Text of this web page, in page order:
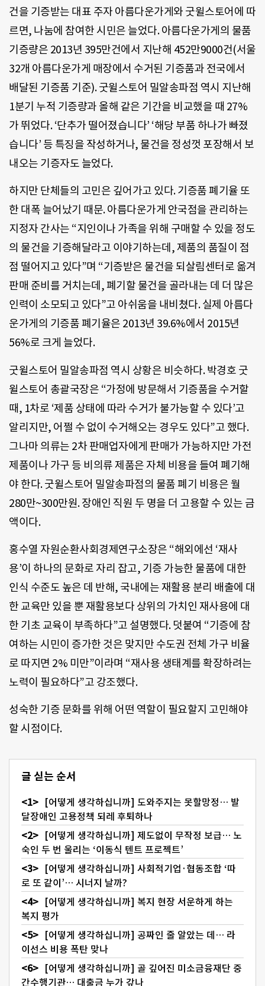
건을 기증받는 대표 주자 아름다운가게와 굿윌스토어에 따
르면, 나눔에 참여한 시민은 늘었다. 아름다운가게의 물품
기증량은 2013년 395만건에서 지난해 452만9000건(서울
32개 아름다운가게 매장에서 수거된 기증품과 전국에서
배달된 기증품 기준). 굿윌스토어 밀알송파점 역시 지난해
1분기 누적 기증량과 올해 같은 기간을 비교했을 때 27%
가 뛰었다. ‘단추가 떨어졌습니다’ ‘해당 부품 하나가 빠졌
습니다’ 등 특징을 작성하거나, 물건을 정성껏 포장해서 보
내오는 기증자도 늘었다.
하지만 단체들의 고민은 깊어가고 있다. 기증품 폐기율 또
한 대폭 늘어났기 때문. 아름다운가게 안국점을 관리하는
지정자 간사는 “지인이나 가족을 위해 구매할 수 있을 정도
의 물건을 기증해달라고 이야기하는데, 제품의 품질이 점
점 떨어지고 있다”며 “기증받은 물건을 되살림센터로 옮겨
판매 준비를 거치는데, 폐기할 물건을 골라내는 데 더 많은
인력이 소모되고 있다”고 아쉬움을 내비쳤다. 실제 아름다
운가게의 기증품 폐기율은 2013년 39.6%에서 2015년
56%로 크게 늘었다.
굿윌스토어 밀알송파점 역시 상황은 비슷하다. 박경호 굿
윌스토어 총괄국장은 “가정에 방문해서 기증품을 수거할
때, 1차로 ‘제품 상태에 따라 수거가 불가능할 수 있다’고
알리지만, 어쩔 수 없이 수거해오는 경우도 있다”고 했다.
그나마 의류는 2차 판매업자에게 판매가 가능하지만 가전
제품이나 가구 등 비의류 제품은 자체 비용을 들여 폐기해
야 한다. 굿윌스토어 밀알송파점의 물품 폐기 비용은 월
280만~300만원. 장애인 직원 두 명을 더 고용할 수 있는 금
액이다.
홍수열 자원순환사회경제연구소장은 “해외에선 ‘재사
용’이 하나의 문화로 자리 잡고, 기증 가능한 물품에 대한
인식 수준도 높은 데 반해, 국내에는 재활용 분리 배출에 대
한 교육만 있을 뿐 재활용보다 상위의 가치인 재사용에 대
한 기초 교육이 부족하다”고 설명했다. 덧붙여 “기증에 참
여하는 시민이 증가한 것은 맞지만 수도권 전체 가구 비율
로 따지면 2% 미만”이라며 “재사용 생태계를 확장하려는
노력이 필요하다”고 강조했다.
성숙한 기증 문화를 위해 어떤 역할이 필요할지 고민해야
할 시점이다.
글 싣는 순서
[어떻게 생각하십니까] 도와주지는 못할망정… 발
달장애인 고용정책 되레 후퇴하나
[어떻게 생각하십니까] 제도없이 무작정 보급… 노
숙인 두 번 울리는 ‘이동식 텐트 프로젝트’
[어떻게 생각하십니까] 사회적기업·협동조합 ‘따
로 또 같이’… 시너지 날까?
[어떻게 생각하십니까] 복지 현장 서운하게 하는
복지 평가
[어떻게 생각하십니까] 공짜인 줄 알았는 데… 라
이선스 비용 폭탄 맞나
[어떻게 생각하십니까] 골 깊어진 미소금융재단 중
간수행기관… 대출금 누가 갚나